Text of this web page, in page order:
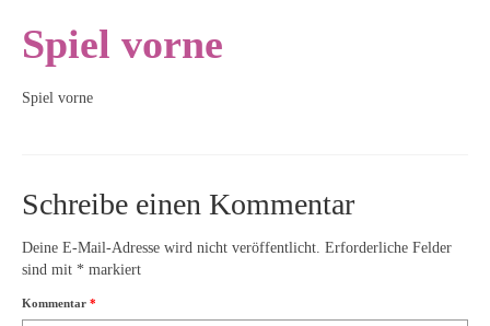
Spiel vorne
Spiel vorne
Schreibe einen Kommentar
Deine E-Mail-Adresse wird nicht veröffentlicht. Erforderliche Felder
sind mit * markiert
Kommentar *